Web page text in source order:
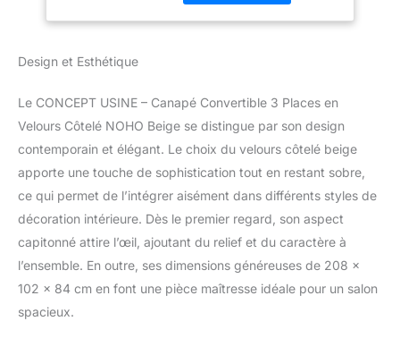
côtelé] : Avec son
revêtement en velours
côtelé beige, ce canapé 3
contemporaine et
élégante à votre salon.
Le tissu en polyester
résistant est à la fois
agréable au toucher et
facile d'entretien, idéal
pour un usage quotidien.
Design et Esthétique
Le CONCEPT USINE – Canapé Convertible 3 Places en
Velours Côtelé NOHO Beige se distingue par son design
contemporain et élégant. Le choix du velours côtelé beige
apporte une touche de sophistication tout en restant sobre,
ce qui permet de l’intégrer aisément dans différents styles de
décoration intérieure. Dès le premier regard, son aspect
capitonné attire l’œil, ajoutant du relief et du caractère à
l’ensemble. En outre, ses dimensions généreuses de 208 x
102 x 84 cm en font une pièce maîtresse idéale pour un salon
spacieux.